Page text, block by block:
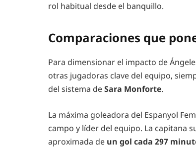
rol habitual desde el banquillo.
Comparaciones que
Para dimensionar el impacto de
otras jugadoras clave del equipo,
del sistema deSara Monforte.
La máxima goleadora del Espanyol
campo y líder del equipo. La capitana
aproximada de un gol cada 297